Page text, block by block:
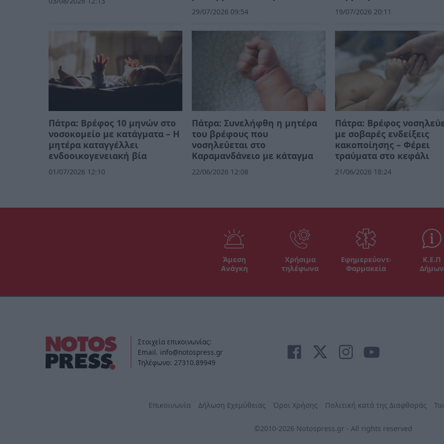
29/07/2026 09:54 19/07/2026 20:11
Πάτρα: Βρέφος 10 μηνών στο
νοσοκομείο με κατάγματα – Η
μητέρα καταγγέλλει
ενδοοικογενειακή βία
01/07/2026 12:10
Πάτρα: Συνελήφθη η μητέρα
του βρέφους που
νοσηλεύεται στο
Καραμανδάνειο με κάταγμα
22/06/2026 12:08
Πάτρα: Βρέφος
με σοβαρές ενδείξεις
κακοποίησης – Φέρει
τραύματα στο κεφάλι
21/06/2026 18:24
Άμεση
Ανάγκη
Χρήσιμα
τηλέφωνα
Εφημερεύοντα
Φαρμακεία
Κ.Ε.Π
Δήμων
Στοιχεία επικοινωνίας:
Email. info@notospress.gr
Τηλέφωνο: 27310.89949
Επικοινωνία Δήλωση Εχεμύθειας Όροι Χρήσης Πολιτική κατά της Διαφθοράς
©2010-2026 Notospress.gr - All rights reserved